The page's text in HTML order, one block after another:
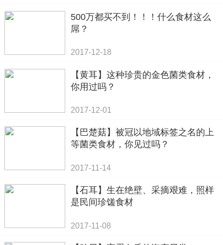
500万都买不到！！！什么食材这么
屌？
2017-12-18
【黄耳】这种珍贵的金色菌类食材，
你用过吗？
2017-12-01
【巴楚菇】被冠以地域标签之名的上
等菌类食材，你见过吗？
2017-11-14
【石耳】生在绝壁、采摘艰难，照样
是民间珍馐食材
2017-11-08